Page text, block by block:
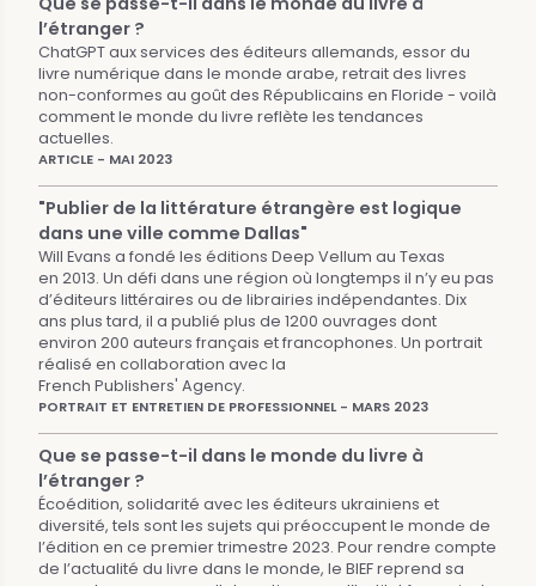
l’étranger ?
ChatGPT aux services des éditeurs allemands, essor du
livre numérique dans le monde arabe, retrait des livres
non-conformes au goût des Républicains en Floride - voilà
comment le monde du livre reflète les tendances
actuelles.
ARTICLE - MAI 2023
"Publier de la littérature étrangère est logique
dans une ville comme Dallas"
Will Evans a fondé les éditions Deep Vellum au Texas
en 2013. Un défi dans une région où longtemps il n’y eu pas
d’éditeurs littéraires ou de librairies indépendantes. Dix
ans plus tard, il a publié plus de 1200 ouvrages dont
environ 200 auteurs français et francophones. Un portrait
réalisé en collaboration avec la
French Publishers' Agency.
PORTRAIT ET ENTRETIEN DE PROFESSIONNEL - MARS 2023
Que se passe-t-il dans le monde du livre à
l’étranger ?
Écoédition, solidarité avec les éditeurs ukrainiens et
diversité, tels sont les sujets qui préoccupent le monde de
l’édition en ce premier trimestre 2023. Pour rendre compte
de l’actualité du livre dans le monde, le BIEF reprend sa